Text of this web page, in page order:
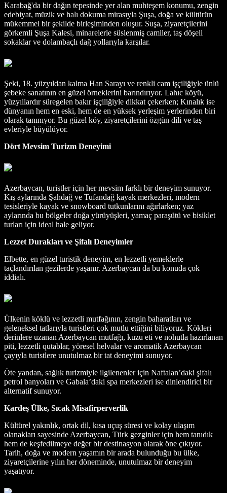
Karabağ'da bir dağın tepesinde yer alan muhteşem konumu, zengin
edebiyat, müzik ve halı dokuma mirasıyla Şuşa, doğa ve kültürün
mükemmel bir şekilde birleşiminden oluşur. Suşa, ziyaretçilerini
görkemli Şuşa Kalesi, minarelerle süslenmiş camiler, taş döşeli
sokaklar ve dolambaçlı dağ yollarıyla karşılar.
Şeki, 18. yüzyıldan kalma Han Sarayı ve renkli cam işçiliğiyle ünlü
şebeke sanatının en güzel örneklerini barındırıyor. Lahıc köyü,
yüzyıllardır süregelen bakır işçiliğiyle dikkat çekerken; Kınalık ise
dünyanın hem en eski, hem de en yüksek yerleşim yerlerinden biri
olarak tanınıyor. Bu güzel köy, ziyaretçilerini özgün dili ve taş
evleriyle büyülüyor.
Dört Mevsim Turizm Deneyimi
Azerbaycan, turistler için her mevsim farklı bir deneyim sunuyor.
Kış aylarında Şahdağ ve Tufandağ kayak merkezleri, modern
tesisleriyle kayak ve snowboard tutkunlarını ağırlarken; yaz
aylarında bu bölgeler doğa yürüyüşleri, yamaç paraşütü ve bisiklet
turları için ideal hale geliyor.
Lezzet Durakları ve Şifalı Deneyimler
Elbette, en güzel turistik deneyim, en lezzetli yemeklerle
taçlandırılan gezilerde yaşanır. Azerbaycan da bu konuda çok
iddialı.
Ülkenin köklü ve lezzetli mutfağının, zengin baharatları ve
geleneksel tatlarıyla turistleri çok mutlu ettiğini biliyoruz. Kökleri
derinlere uzanan Azerbaycan mutfağı, kuzu eti ve nohutla hazırlanan
piti, lezzetli qutablar, yöresel helvalar ve aromatik Azerbaycan
çayıyla turistlere unutulmaz bir tat deneyimi sunuyor.
Öte yandan, sağlık turizmiyle ilgilenenler için Naftalan’daki şifalı
petrol banyoları ve Gabala’daki spa merkezleri ise dinlendirici bir
alternatif sunuyor.
Kardeş Ülke, Sıcak Misafirperverlik
Kültürel yakınlık, ortak dil, kısa uçuş süresi ve kolay ulaşım
olanakları sayesinde Azerbaycan, Türk gezginler için hem tanıdık
hem de keşfedilmeye değer bir destinasyon olarak öne çıkıyor.
Tarih, doğa ve modern yaşamın bir arada bulunduğu bu ülke,
ziyaretçilerine yılın her döneminde, unutulmaz bir deneyim
yaşatıyor.